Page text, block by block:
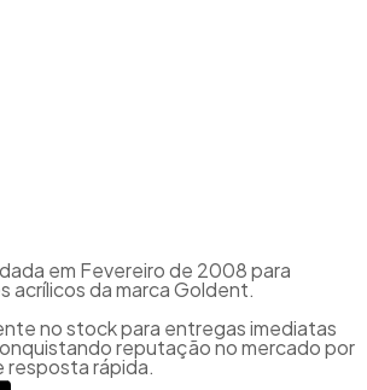
em Fevereiro de 2008 para
acrílicos da marca Goldent.
no stock para entregas imediatas
reputação no mercado por
resposta rápida.